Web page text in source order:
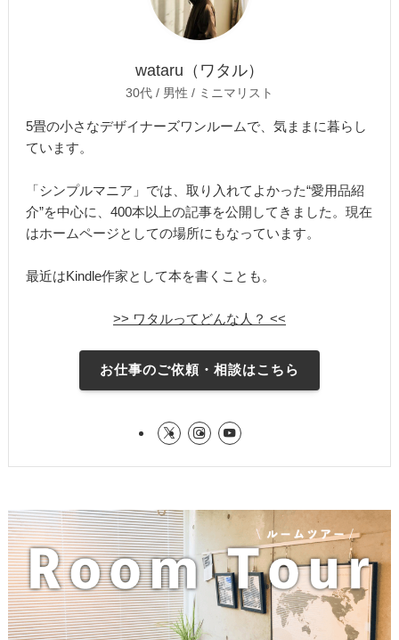
wataru（ワタル）
30代 / 男性 / ミニマリスト
5畳の小さなデザイナーズワンルームで、気ままに暮らし
ています。
「シンプルマニア」では、取り入れてよかった“愛用品紹
介”を中心に、400本以上の記事を公開してきました。現在
はホームページとしての場所にもなっています。
最近はKindle作家として本を書くことも。
>> ワタルってどんな人？ <<
お仕事のご依頼・相談はこちら